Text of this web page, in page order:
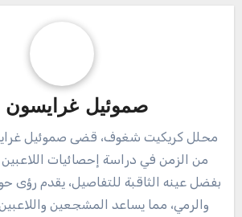
صموئيل غرايسون
محلل كريكيت شغوف، قضى صموئيل
من الزمن في دراسة إحصائيات اللاعبين
بفضل عينه الثاقبة للتفاصيل، يقدم
والرمي، مما يساعد المشجعين